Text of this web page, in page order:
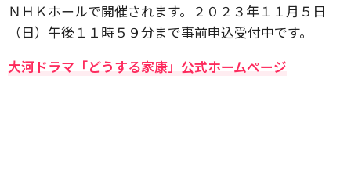
ＮＨＫホールで開催されます。２０２３年１１月５日
（日）午後１１時５９分まで事前申込受付中です。
大河ドラマ「どうする家康」公式ホームページ